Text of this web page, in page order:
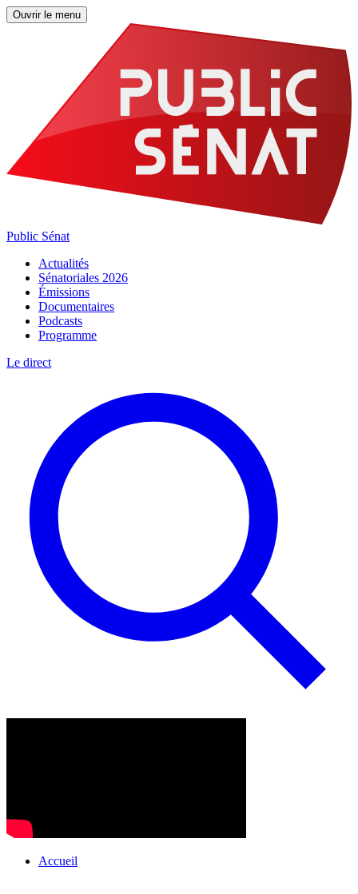
Ouvrir le menu
Public Sénat
Actualités
Sénatoriales 2026
Émissions
Documentaires
Podcasts
Programme
Le direct
Accueil